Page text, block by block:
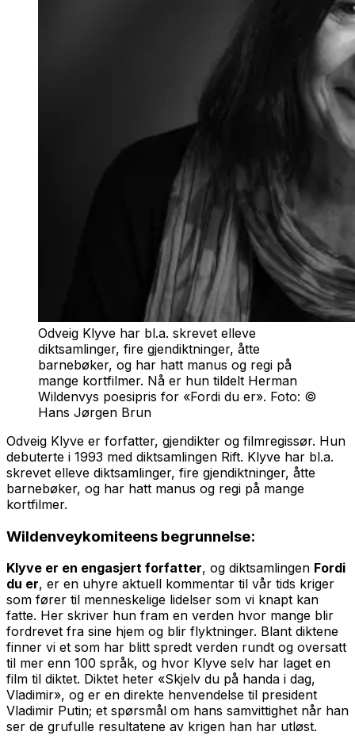
Odveig Klyve har bl.a. skrevet elleve
diktsamlinger, fire gjendiktninger, åtte
barnebøker, og har hatt manus og regi på
mange kortfilmer. Nå er hun tildelt Herman
Wildenvys poesipris for «Fordi du er». Foto: ©
Hans Jørgen Brun
Odveig Klyve er forfatter, gjendikter og filmregissør. Hun
debuterte i 1993 med diktsamlingen Rift. Klyve har bl.a.
skrevet elleve diktsamlinger, fire gjendiktninger, åtte
barnebøker, og har hatt manus og regi på mange
kortfilmer.
Wildenveykomiteens begrunnelse:
Klyve er en engasjert forfatter, og diktsamlingen Fordi
du er, er en uhyre aktuell kommentar til vår tids kriger
som fører til menneskelige lidelser som vi knapt kan
fatte. Her skriver hun fram en verden hvor mange blir
fordrevet fra sine hjem og blir flyktninger. Blant diktene
finner vi et som har blitt spredt verden rundt og oversatt
til mer enn 100 språk, og hvor Klyve selv har laget en
film til diktet. Diktet heter «Skjelv du på handa i dag,
Vladimir», og er en direkte henvendelse til president
Vladimir Putin; et spørsmål om hans samvittighet når han
ser de grufulle resultatene av krigen han har utløst.